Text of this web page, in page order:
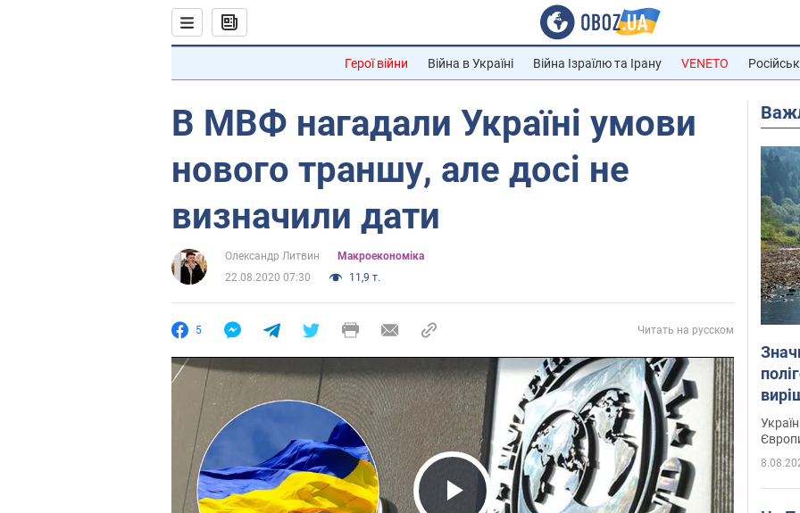
Герої війни Війна в Україні Війна Ізраїлю та Ірану VENETO
В МВФ нагадали Україні умови
нового траншу, але досі не
визначили дати
Олександр Литвин
Mакроекономіка
22.08.2020 07:30
11,9 т.
5 Читать на русском